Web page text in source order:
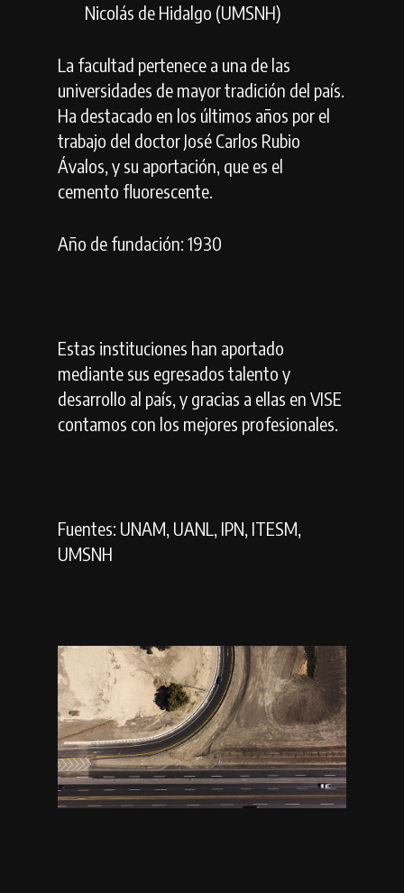
Nicolás de Hidalgo (UMSNH)
La facultad pertenece a una de las
universidades de mayor tradición del país.
Ha destacado en los últimos años por el
trabajo del doctor José Carlos Rubio
Ávalos, y su aportación, que es el
cemento fluorescente.
Año de fundación: 1930
Estas instituciones han aportado
mediante sus egresados talento y
desarrollo al país, y gracias a ellas en VISE
contamos con los mejores profesionales.
Fuentes: UNAM, UANL, IPN, ITESM,
UMSNH